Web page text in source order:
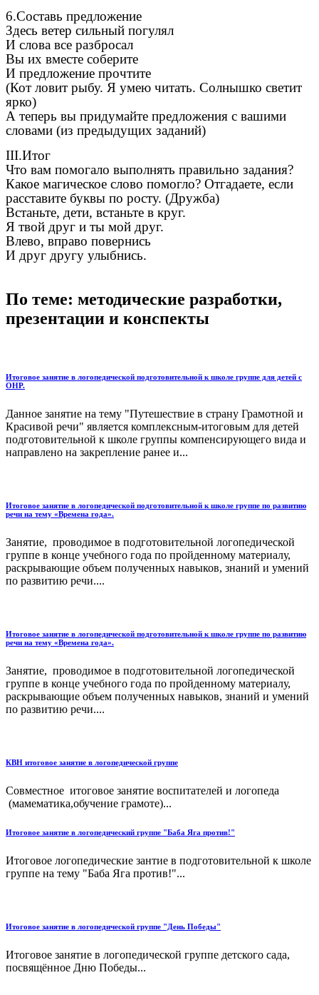
6.Составь предложение
Здесь ветер сильный погулял
И слова все разбросал
Вы их вместе соберите
И предложение прочтите
(Кот ловит рыбу. Я умею читать. Солнышко светит
ярко)
А теперь вы придумайте предложения с вашими
словами (из предыдущих заданий)
III.Итог
Что вам помогало выполнять правильно задания?
Какое магическое слово помогло? Отгадаете, если
расставите буквы по росту. (Дружба)
Встаньте, дети, встаньте в круг.
Я твой друг и ты мой друг.
Влево, вправо повернись
И друг другу улыбнись.
По теме: методические разработки,
презентации и конспекты
Итоговое занятие в логопедической подготовительной к школе группе для детей с
ОНР.
Данное занятие на тему "Путешествие в страну Грамотной и
Красивой речи" является комплексным-итоговым для детей
подготовительной к школе группы компенсирующего вида и
направлено на закрепление ранее и...
Итоговое занятие в логопедической подготовительной к школе группе по развитию
речи на тему «Времена года».
Занятие, проводимое в подготовительной логопедической
группе в конце учебного года по пройденному материалу,
раскрывающие объем полученных навыков, знаний и умений
по развитию речи....
Итоговое занятие в логопедической подготовительной к школе группе по развитию
речи на тему «Времена года».
Занятие, проводимое в подготовительной логопедической
группе в конце учебного года по пройденному материалу,
раскрывающие объем полученных навыков, знаний и умений
по развитию речи....
КВН итоговое занятие в логопедической группе
Совместное итоговое занятие воспитателей и логопеда
(мамематика,обучение грамоте)...
Итоговое занятие в логопедический группе "Баба Яга против!"
Итоговое логопедические зантие в подготовительной к школе
группе на тему "Баба Яга против!"...
Итоговое занятие в логопедической группе "День Победы"
Итоговое занятие в логопедической группе детского сада,
посвящённое Дню Победы...